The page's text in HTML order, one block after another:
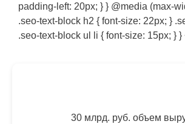
padding-left: 20px; } } @media (max-
.seo-text-block h2 { font-size: 22px; }
.seo-text-block ul li { font-size: 15px; } }
30 млрд. руб. объем